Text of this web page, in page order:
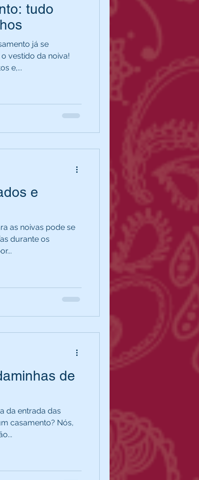
tudo
já se
vestido da noiva!
e,...
e
as noivas pode se
durante os
de
da entrada das
casamento? Nós,